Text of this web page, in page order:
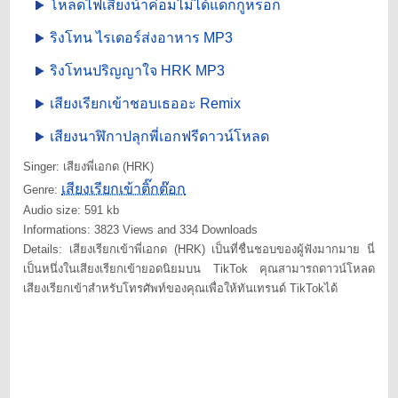
โหลดไฟเสียงน้าค่อมไม่ได้แดกกูหรอก
ริงโทน ไรเดอร์ส่งอาหาร MP3
ริงโทนปริญญาใจ HRK MP3
เสียงเรียกเข้าชอบเธออะ Remix
เสียงนาฬิกาปลุกพี่เอกฟรีดาวน์โหลด
Singer: เสียงพี่เอกด (HRK)
Genre: เสียงเรียกเข้าติ๊กต๊อก
Audio size: 591 kb
Informations: 3823 Views and 334 Downloads
Details: เสียงเรียกเข้าพี่เอกด (HRK) เป็นที่ชื่นชอบของผู้ฟังมากมาย นี่
เป็นหนึ่งในเสียงเรียกเข้ายอดนิยมบน TikTok คุณสามารถดาวน์โหลด
เสียงเรียกเข้าสำหรับโทรศัพท์ของคุณเพื่อให้ทันเทรนด์ TikTokได้